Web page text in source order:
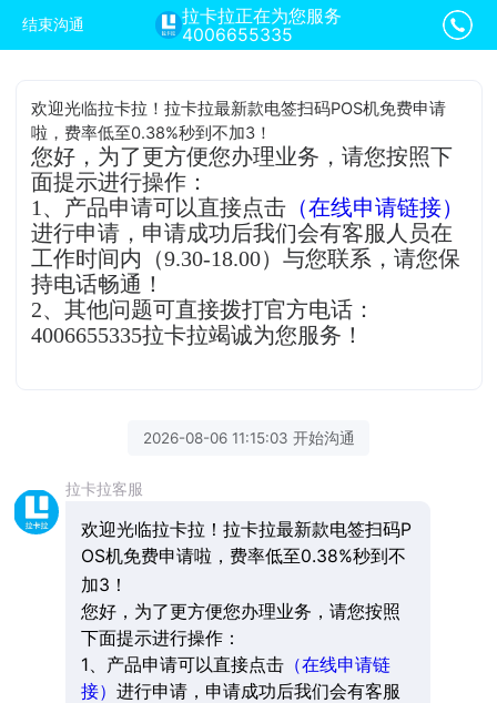
结束沟通
拉卡拉正在为您服务
4006655335
欢迎光临拉卡拉！拉卡拉最新款电签扫码POS机免费申请
啦，费率低至0.38%秒到不加3！
您好，为了更方便您办理业务，请您按照下
面提示进行操作：
1、产品申请可以直接点击 （在线申请链接）
进行申请，申请成功后我们会有客服人员在
工作时间内（9.30-18.00）与您联系，请您保
持电话畅通！
2、其他问题可直接拨打官方电话：
4006655335拉卡拉竭诚为您服务！
2026-08-06 11:15:03 开始沟通
拉卡拉客服
欢迎光临拉卡拉！拉卡拉最新款电签扫码P
OS机免费申请啦，费率低至0.38%秒到不
加3！
您好，为了更方便您办理业务，请您按照
下面提示进行操作：
1、产品申请可以直接点击（在线申请链
接） 进行申请，申请成功后我们会有客服